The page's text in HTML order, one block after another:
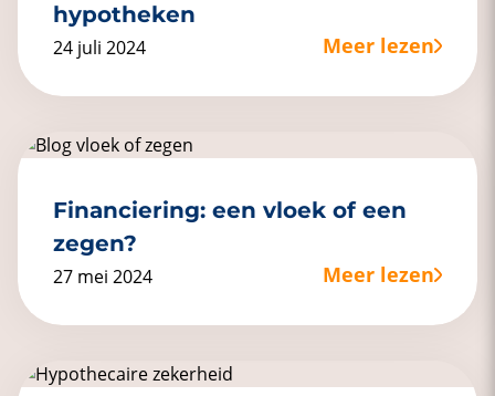
hypotheken
24 juli 2024 Meer lezen
Financiering: een vloek of een
zegen?
27 mei 2024 Meer lezen